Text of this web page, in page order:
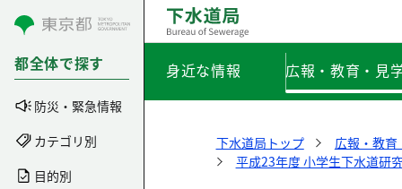
コンテンツにスキップ
都全体で探す
防災・緊急情報
カテゴリ別
目的別
身近な情報 広報・教育・見
下水道局トップ
広報・教育
平成23年度 小学生下水道研